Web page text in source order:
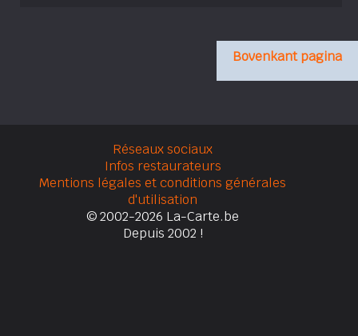
Bovenkant pagina
Réseaux sociaux
Infos restaurateurs
Mentions légales et conditions générales
d'utilisation
© 2002-2026 La-Carte.be
Depuis 2002 !